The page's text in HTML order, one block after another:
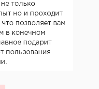
только
но и проходит
позволяет вам
в конечном
подарит
пользования